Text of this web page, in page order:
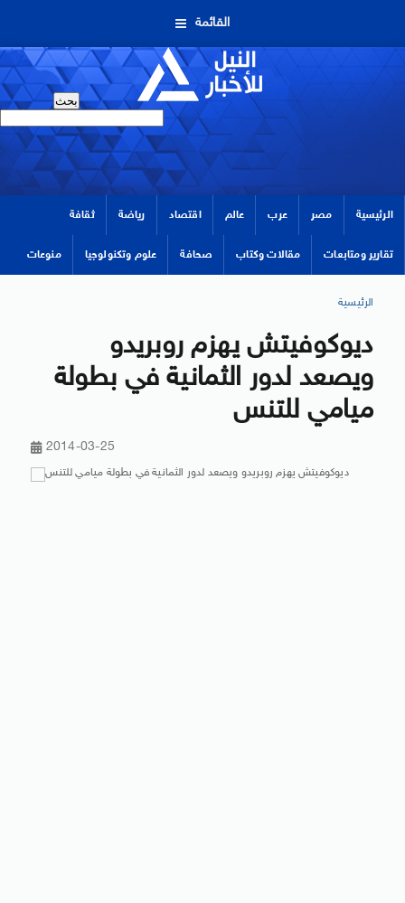
القائمة
الرئيسية مصر عرب عالم اقتصاد رياضة ثقافة
تقارير ومتابعات مقالات وكتاب صحافة علوم وتكنولوجيا منوعات
الرئيسية
ديوكوفيتش يهزم روبريدو
ويصعد لدور الثمانية في بطولة
ميامي للتنس
2014-03-25